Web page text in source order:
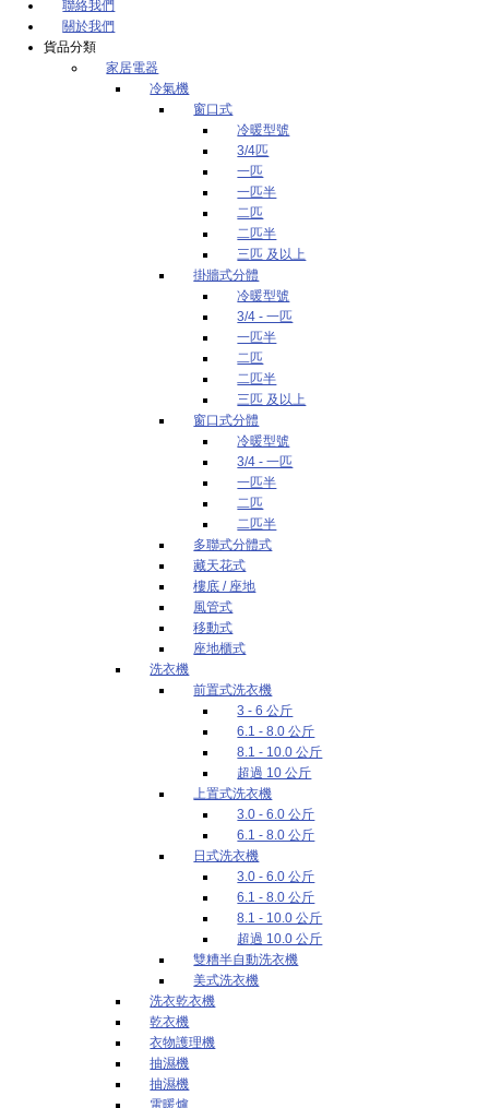
聯絡我們
關於我們
貨品分類
家居電器
冷氣機
窗口式
冷暖型號
3/4匹
一匹
一匹半
二匹
二匹半
三匹 及以上
掛牆式分體
冷暖型號
3/4 - 一匹
一匹半
二匹
二匹半
三匹 及以上
窗口式分體
冷暖型號
3/4 - 一匹
一匹半
二匹
二匹半
多聯式分體式
藏天花式
樓底 / 座地
風管式
移動式
座地櫃式
洗衣機
前置式洗衣機
3 - 6 公斤
6.1 - 8.0 公斤
8.1 - 10.0 公斤
超過 10 公斤
上置式洗衣機
3.0 - 6.0 公斤
6.1 - 8.0 公斤
日式洗衣機
3.0 - 6.0 公斤
6.1 - 8.0 公斤
8.1 - 10.0 公斤
超過 10.0 公斤
雙糟半自動洗衣機
美式洗衣機
洗衣乾衣機
乾衣機
衣物護理機
抽濕機
抽濕機
電暖爐